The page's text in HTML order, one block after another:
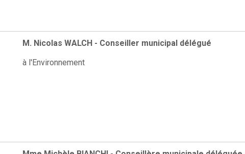
M. Nicolas WALCH - Conseiller municipal délégué
à l'Environnement